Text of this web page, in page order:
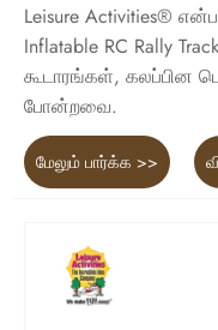
Leisure Activities®
Inflatable RC Rally
கூடாரங்கள், கலப்பின
போன்றவை.
மேலும் பார்க்க >>